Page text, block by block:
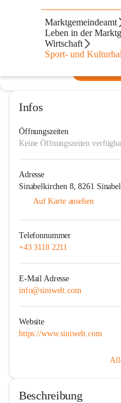
Marktgemeindeamt
Leben in der
Wirtschaft
Sport- und
Siniwelt
@siniwelt-
Freibad
Infos
Öffnungszeiten
Keine Öffnungszeiten
Adresse
Sinabelkirchen 8, 8261
Auf Karte ansehen
Telefonnummer
+43 3118 2211
E-Mail Adresse
info@siniwelt.com
Website
https://www.siniwelt.com
Beschreibung